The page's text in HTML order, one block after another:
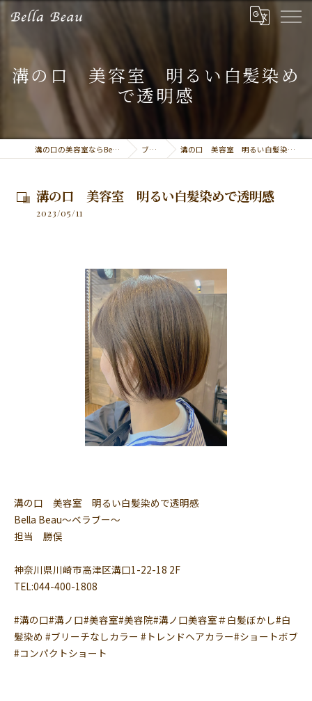
溝の口 美容室 明るい白髪染め
で透明感
溝の口の美容室ならBella Beau ブログ 溝の口 美容室 明るい白髪染めで透明感
溝の口 美容室 明るい白髪染めで透明感
2023/05/11
溝の口 美容室 明るい白髪染めで透明感
Bella Beau〜ベラブー〜
担当 勝俣
神奈川県川崎市高津区溝口1-22-18 2F
TEL:044-400-1808
#溝の口#溝ノ口#美容室#美容院#溝ノ口美容室＃白髪ぼかし#白
髪染め #ブリーチなしカラー #トレンドヘアカラー#ショートボブ
#コンパクトショート